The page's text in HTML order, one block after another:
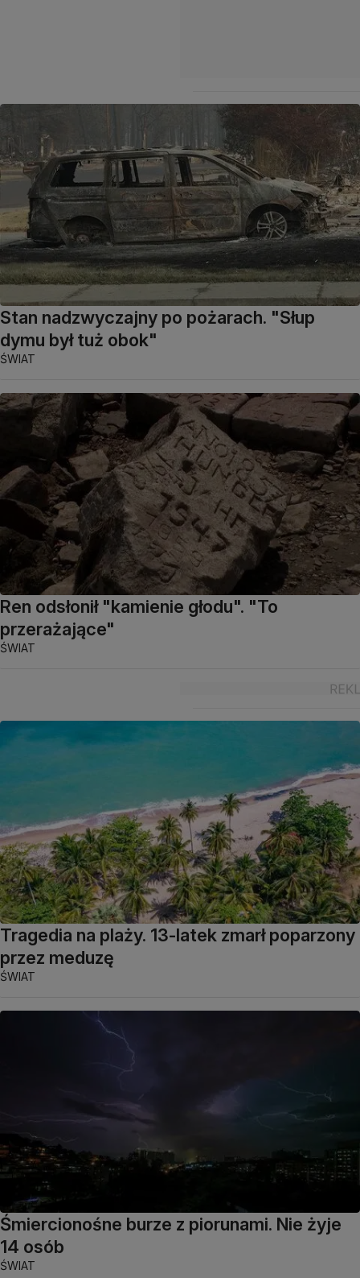
Stan nadzwyczajny po pożarach. "Słup
dymu był tuż obok"
ŚWIAT
Ren odsłonił "kamienie głodu". "To
przerażające"
ŚWIAT
Tragedia na plaży. 13-latek zmarł poparzony
przez meduzę
ŚWIAT
Śmiercionośne burze z piorunami. Nie żyje
14 osób
ŚWIAT